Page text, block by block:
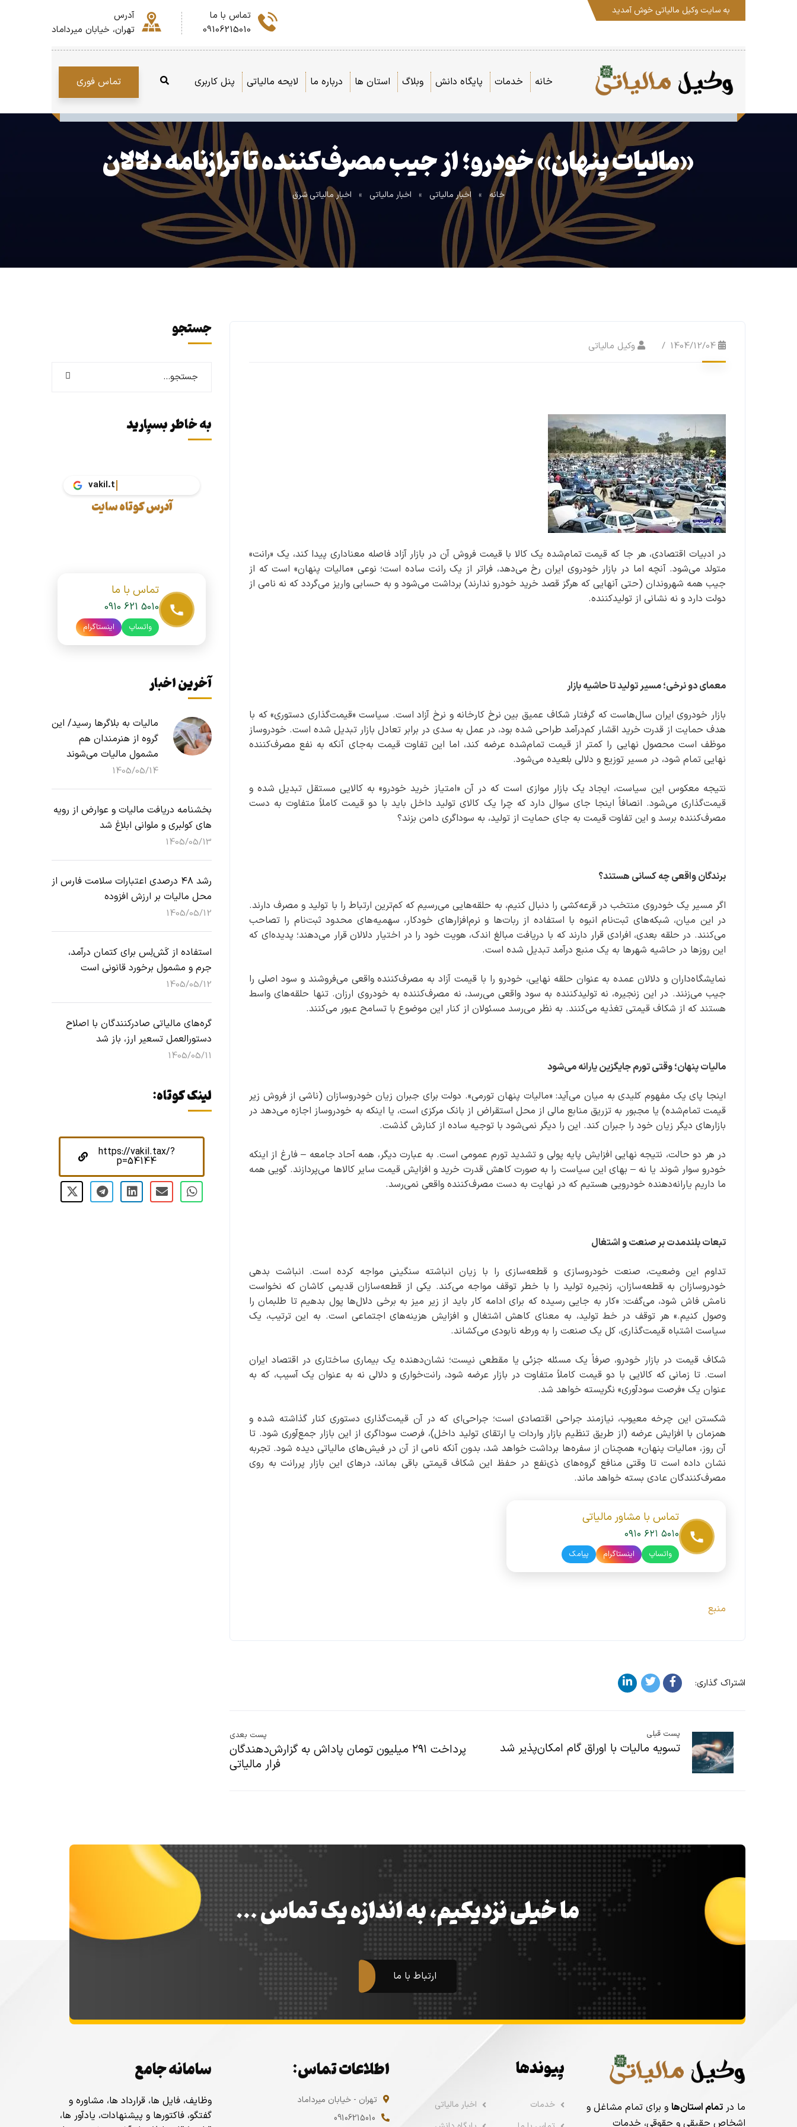
به سایت وکیل مالیاتی خوش آمدید
تماس با ما
09106215010
آدرس
تهران، خیابان میرداماد
خانه خدمات پایگاه دانش وبلاگ استان ها درباره ما لایحه مالیاتی پنل کاربری تماس فوری
«مالیات پنهان» خودرو؛ از جیب مصرف‌کننده تا ترازنامه دلالان
خانه » اخبار مالیاتی » اخبار مالیاتی » اخبار مالیاتی شرق
1404/12/04 وکیل مالیاتی
در ادبیات اقتصادی، هر جا که قیمت تمام‌شده یک کالا با قیمت فروش آن در بازار آزاد فاصله معناداری پیدا کند، یک «رانت»
متولد می‌شود. آنچه اما در بازار خودروی ایران رخ می‌دهد، فراتر از یک رانت ساده است؛ نوعی «مالیات پنهان» است که از
جیب همه شهروندان (حتی آنهایی که هرگز قصد خرید خودرو ندارند) برداشت می‌شود و به حسابی واریز می‌گردد که نه نامی از
دولت دارد و نه نشانی از تولیدکننده.
معمای دو نرخی؛ مسیر تولید تا حاشیه بازار
بازار خودروی ایران سال‌هاست که گرفتار شکاف عمیق بین نرخ کارخانه و نرخ آزاد است. سیاست «قیمت‌گذاری دستوری» که با
هدف حمایت از قدرت خرید اقشار کم‌درآمد طراحی شده بود، در عمل به سدی در برابر تعادل بازار تبدیل شده است. خودروساز
موظف است محصول نهایی را کمتر از قیمت تمام‌شده عرضه کند، اما این تفاوت قیمت به‌جای آنکه به نفع مصرف‌کننده
نهایی تمام شود، در مسیر توزیع و دلالی بلعیده می‌شود.
نتیجه معکوس این سیاست، ایجاد یک بازار موازی است که در آن «امتیاز خرید خودرو» به کالایی مستقل تبدیل شده و
قیمت‌گذاری می‌شود. انصافاً اینجا جای سوال دارد که چرا یک کالای تولید داخل باید با دو قیمت کاملاً متفاوت به دست
مصرف‌کننده برسد و این تفاوت قیمت به جای حمایت از تولید، به سوداگری دامن بزند؟
برندگان واقعی چه کسانی هستند؟
اگر مسیر یک خودروی منتخب در قرعه‌کشی را دنبال کنیم، به حلقه‌هایی می‌رسیم که کم‌ترین ارتباط را با تولید و مصرف دارند.
در این میان، شبکه‌های ثبت‌نام انبوه با استفاده از ربات‌ها و نرم‌افزارهای خودکار، سهمیه‌های محدود ثبت‌نام را تصاحب
می‌کنند. در حلقه بعدی، افرادی قرار دارند که با دریافت مبالغ اندک، هویت خود را در اختیار دلالان قرار می‌دهند؛ پدیده‌ای که
این روزها در حاشیه شهرها به یک منبع درآمد تبدیل شده است.
نمایشگاه‌داران و دلالان عمده به عنوان حلقه نهایی، خودرو را با قیمت آزاد به مصرف‌کننده واقعی می‌فروشند و سود اصلی را
جیب می‌زنند. در این زنجیره، نه تولیدکننده به سود واقعی می‌رسد، نه مصرف‌کننده به خودروی ارزان. تنها حلقه‌های واسط
هستند که از شکاف قیمتی تغذیه می‌کنند. به نظر می‌رسد مسئولان از کنار این موضوع با تسامح عبور می‌کنند.
مالیات پنهان؛ وقتی تورم جایگزین یارانه می‌شود
اینجا پای یک مفهوم کلیدی به میان می‌آید: «مالیات پنهان تورمی». دولت برای جبران زیان خودروسازان (ناشی از فروش زیر
قیمت تمام‌شده) یا مجبور به تزریق منابع مالی از محل استقراض از بانک مرکزی است، یا اینکه به خودروساز اجازه می‌دهد در
بازارهای دیگر زیان خود را جبران کند. این را دیگر نمی‌شود با توجیه ساده از کنارش گذشت.
در هر دو حالت، نتیجه نهایی افزایش پایه پولی و تشدید تورم عمومی است. به عبارت دیگر، همه آحاد جامعه – فارغ از اینکه
خودرو سوار شوند یا نه – بهای این سیاست را به صورت کاهش قدرت خرید و افزایش قیمت سایر کالاها می‌پردازند. گویی همه
ما داریم یارانه‌دهنده خودرویی هستیم که در نهایت به دست مصرف‌کننده واقعی نمی‌رسد.
تبعات بلندمدت بر صنعت و اشتغال
تداوم این وضعیت، صنعت خودروسازی و قطعه‌سازی را با زیان انباشته سنگینی مواجه کرده است. انباشت بدهی
خودروسازان به قطعه‌سازان، زنجیره تولید را با خطر توقف مواجه می‌کند. یکی از قطعه‌سازان قدیمی کاشان که نخواست
نامش فاش شود، می‌گفت: «کار به جایی رسیده که برای ادامه کار باید از زیر میز به برخی دلال‌ها پول بدهیم تا طلبمان را
وصول کنیم.» هر توقف در خط تولید، به معنای کاهش اشتغال و افزایش هزینه‌های اجتماعی است. به این ترتیب، یک
سیاست اشتباه قیمت‌گذاری، کل یک صنعت را به ورطه نابودی می‌کشاند.
شکاف قیمت در بازار خودرو، صرفاً یک مسئله جزئی یا مقطعی نیست؛ نشان‌دهنده یک بیماری ساختاری در اقتصاد ایران
است. تا زمانی که کالایی با دو قیمت کاملاً متفاوت در بازار عرضه شود، رانت‌خواری و دلالی نه به عنوان یک آسیب، که به
عنوان یک «فرصت سودآوری» نگریسته خواهد شد.
شکستن این چرخه معیوب، نیازمند جراحی اقتصادی است؛ جراحی‌ای که در آن قیمت‌گذاری دستوری کنار گذاشته شده و
همزمان با افزایش عرضه (از طریق تنظیم بازار واردات یا ارتقای تولید داخل)، فرصت سوداگری از این بازار جمع‌آوری شود. تا
آن روز، «مالیات پنهان» همچنان از سفره‌ها برداشت خواهد شد، بدون آنکه نامی از آن در فیش‌های مالیاتی دیده شود. تجربه
نشان داده است تا وقتی منافع گروه‌های ذی‌نفع در حفظ این شکاف قیمتی باقی بماند، درهای این بازار پررانت به روی
مصرف‌کنندگان عادی بسته خواهد ماند.
تماس با مشاور مالیاتی
۰۹۱۰ ۶۲۱ ۵۰۱۰
واتساپ اینستاگرام پیامک
منبع
اشتراک گذاری:
پست قبلی
تسویه مالیات با اوراق گام امکان‌پذیر شد
پست بعدی
پرداخت ۲۹۱ میلیون تومان پاداش به گزارش‌دهندگان
فرار مالیاتی
جستجو
به خاطر بسپارید
vakil.tax
آدرس کوتاه سایت
تماس با ما
0910 621 5010
واتساپ اینستاگرام
آخرین اخبار
مالیات به بلاگرها رسید/ این
گروه از هنرمندان هم
مشمول مالیات می‌شوند
1405/05/14
بخشنامه دریافت مالیات و عوارض از رویه
های کولبری و ملوانی ابلاغ شد
1405/05/13
رشد ۴۸ درصدی اعتبارات سلامت فارس از
محل مالیات بر ارزش افزوده
1405/05/12
استفاده از کَش‌لِس برای کتمان درآمد،
جرم و مشمول برخورد قانونی است
1405/05/12
گره‌های مالیاتی صادرکنندگان با اصلاح
دستورالعمل تسعیر ارز، باز شد
1405/05/11
لینک کوتاه:
https://vakil.tax/?
p=54144
ما خیلی نزدیکیم، به اندازه یک تماس …
ارتباط با ما
ما در تمام استان‌ها و برای تمام مشاغل و
اشخاص حقیقی و حقوقی، خدمات
پیوندها
خدمات
اخبار مالیاتی
اطلاعات تماس:
تهران - خیابان میرداماد
09106215010
سامانه جامع
وظایف، فایل ها، قرارداد ها، مشاوره و
گفتگو، فاکتورها و پیشنهادات، یادآور ها،